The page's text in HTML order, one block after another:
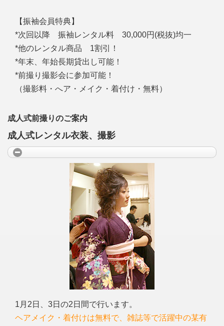
【振袖会員特典】
*次回以降 振袖レンタル料 30,000円(税抜)均一
*他のレンタル商品 1割引！
*年末、年始長期貸出し可能！
*前撮り撮影会に参加可能！
（撮影料・へア・メイク・着付け・無料）
成人式前撮りのご案内
成人式レンタル衣装、撮影
1月2日、3日の2日間で行います。
ヘアメイク・着付けは無料で、雑誌等で活躍中の某有